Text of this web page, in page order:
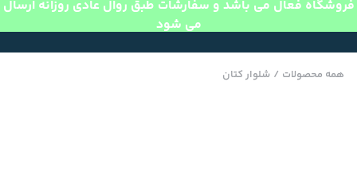
فروشگاه فعال می باشد و سفارشات طبق روال عادی روزانه ارسال
می شود
همه محصولات / شلوار کتان